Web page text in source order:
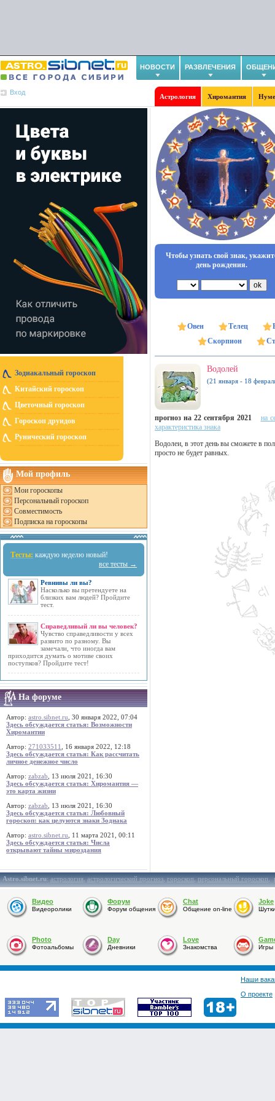
НОВОСТИ РАЗВЛЕЧЕНИЯ
Вход
Астрология Хиромантия
Зодиакальный гороскоп
Китайский гороскоп
Цветочный гороскоп
Гороскоп друидов
Рунический гороскоп
Мой профиль
Мои гороскопы
Персональный гороскоп
Совместимость
Подписка на гороскопы
Тесты: каждую неделю новый!
все тесты →
Ревнивы ли вы?
Насколько вы претендуете на
близких вам людей? Пройдите
тест.
Справедливый ли вы человек?
Чувство справедливости у всех
развито по разному. Вы
замечали, что иногда вам
приходится думать о мотиве своих
поступков? Пройдите тест!
На форуме
Автор: astro.sibnet.ru , 30 января 2022, 07:04
Здесь обсуждается статья: Возможности
Хиромантии
Автор: 271033511
, 16 января 2022, 12:18
Здесь обсуждается статья: Как рассчитать
личное денежное число
Автор: zabzab , 13 июля 2021, 16:30
Здесь обсуждается статья: Хиромантия —
это карта жизни
Автор: zabzab , 13 июля 2021, 16:30
Здесь обсуждается статья: Любовный
гороскоп: как целуются знаки Зодиака
Автор: astro.sibnet.ru , 11 марта 2021, 00:11
Здесь обсуждается статья: Числа
открывают тайны мироздания
Чтобы узнать свой знак,
день рождения.
Овен Телец
Скорпион
Водолей
(21 января - 18
прогноз на 22 сентября 2021
на
характеристика знака
Водолеи, в этот день вы сможете в
просто не будет равных.
Astro.sibnet.ru:астрология,астрологический прогноз,гороскоп,персональный гороскоп,
Видео
Видеоролики
Форум
Форум общения
Chat
Общение on-line
Joke
Photo
Фотоальбомы
Day
Дневники
Love
Знакомства Игры
Наши
О проекте